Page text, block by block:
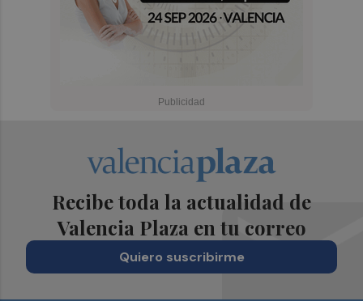
Recibe toda la actualidad de
Valencia Plaza en tu correo
Quiero suscribirme